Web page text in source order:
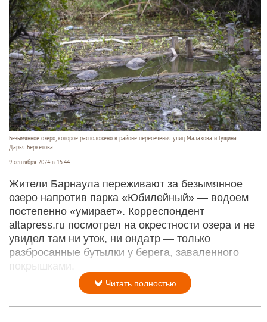
Безымянное озеро, которое расположено в районе пересечения улиц Малахова и Гущина.
Дарья Беркетова
9 сентября 2024 в 15:44
Жители Барнаула переживают за безымянное
озеро напротив парка «Юбилейный» — водоем
постепенно «умирает». Корреспондент
altapress.ru посмотрел на окрестности озера и не
увидел там ни уток, ни ондатр — только
разбросанные бутылки у берега, заваленного
покрышками.
Читать полностью